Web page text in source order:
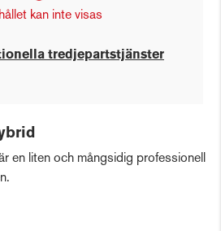
kan inte visas
tredjepartstjänster
en liten och mångsidig professionell